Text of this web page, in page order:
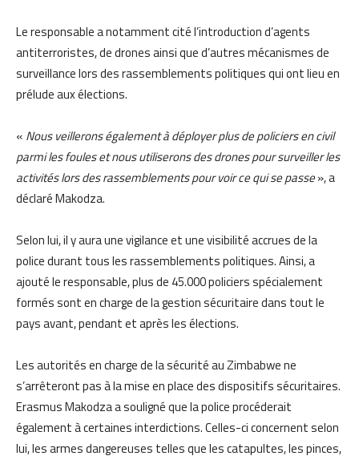
Le responsable a notamment cité l’introduction d’agents
antiterroristes, de drones ainsi que d’autres mécanismes de
surveillance lors des rassemblements politiques qui ont lieu en
prélude aux élections.
« Nous veillerons également à déployer plus de policiers en civil
parmi les foules et nous utiliserons des drones pour surveiller les
activités lors des rassemblements pour voir ce qui se passe», a
déclaré Makodza.
Selon lui, il y aura une vigilance et une visibilité accrues de la
police durant tous les rassemblements politiques. Ainsi, a
ajouté le responsable, plus de 45.000 policiers spécialement
formés sont en charge de la gestion sécuritaire dans tout le
pays avant, pendant et après les élections.
Les autorités en charge de la sécurité au Zimbabwe ne
s’arrêteront pas à la mise en place des dispositifs sécuritaires.
Erasmus Makodza a souligné que la police procéderait
également à certaines interdictions. Celles-ci concernent selon
lui, les armes dangereuses telles que les catapultes, les pinces,